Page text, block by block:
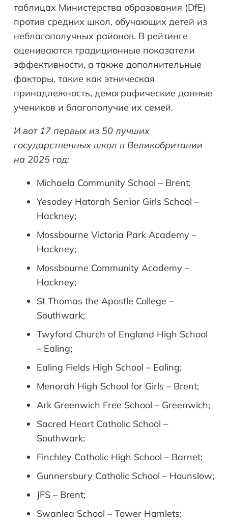
таблицах Министерства образования (DfE)
против средних школ, обучающих детей из
неблагополучных районов. В рейтинге
оцениваются традиционные показатели
эффективности, а также дополнительные
факторы, такие как этническая
принадлежность, демографические данные
учеников и благополучие их семей.
И вот 17 первых из 50 лучших
государственных школ в Великобритании
на 2025 год:
Michaela Community School – Brent;
Yesodey Hatorah Senior Girls School –
Hackney;
Mossbourne Victoria Park Academy –
Hackney;
Mossbourne Community Academy –
Hackney;
St Thomas the Apostle College –
Southwark;
Twyford Church of England High School
– Ealing;
Ealing Fields High School – Ealing;
Menorah High School for Girls – Brent;
Ark Greenwich Free School – Greenwich;
Sacred Heart Catholic School –
Southwark;
Finchley Catholic High School – Barnet;
Gunnersbury Catholic School – Hounslow;
JFS – Brent;
Swanlea School – Tower Hamlets;